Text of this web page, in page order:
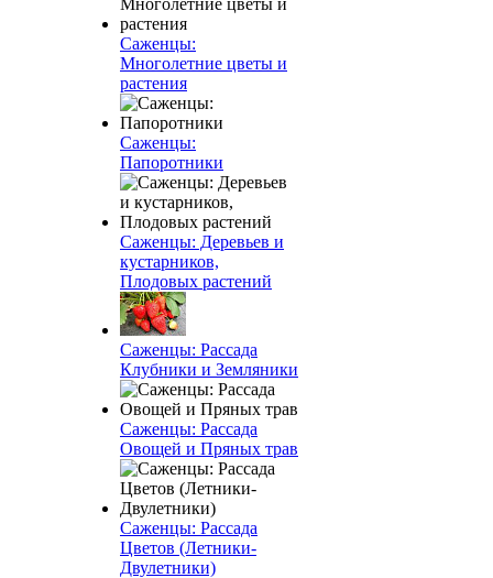
Саженцы:
Многолетние цветы и
растения
Саженцы:
Папоротники
Саженцы: Деревьев и
кустарников,
Плодовых растений
Саженцы: Рассада
Клубники и Земляники
Саженцы: Рассада
Овощей и Пряных трав
Саженцы: Рассада
Цветов (Летники-
Двулетники)